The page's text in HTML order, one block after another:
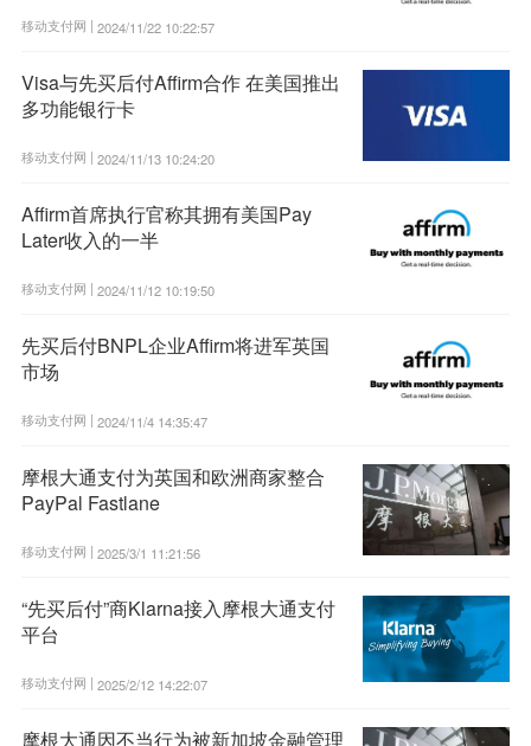
移动支付网 | 2024/11/22 10:22:57
Visa与先买后付Affirm合作 在美国推出
多功能银行卡
移动支付网 | 2024/11/13 10:24:20
Affirm首席执行官称其拥有美国Pay
Later收入的一半
移动支付网 | 2024/11/12 10:19:50
先买后付BNPL企业Affirm将进军英国
市场
移动支付网 | 2024/11/4 14:35:47
摩根大通支付为英国和欧洲商家整合
PayPal Fastlane
移动支付网 | 2025/3/1 11:21:56
“先买后付”商Klarna接入摩根大通支付
平台
移动支付网 | 2025/2/12 14:22:07
摩根大通因不当行为被新加坡金融管理